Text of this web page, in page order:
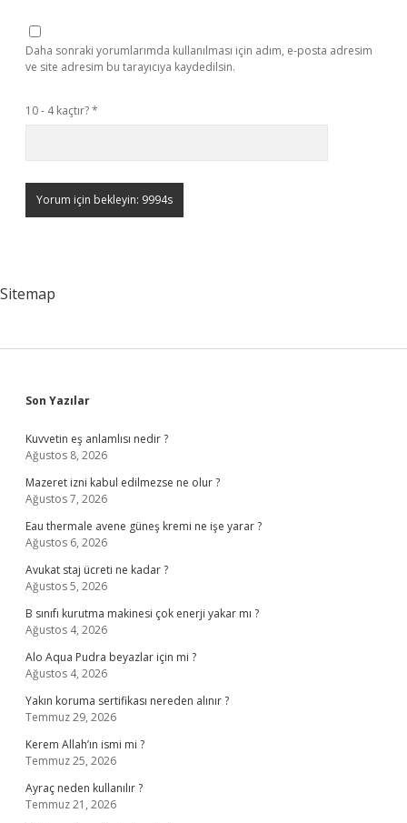
Daha sonraki yorumlarımda kullanılması için adım, e-posta adresim
ve site adresim bu tarayıcıya kaydedilsin.
10 - 4 kaçtır?*
Sitemap
Sidebar
Son Yazılar
Kuvvetin eş anlamlısı nedir ?
Ağustos 8, 2026
Mazeret izni kabul edilmezse ne olur ?
Ağustos 7, 2026
Eau thermale avene güneş kremi ne işe yarar ?
Ağustos 6, 2026
Avukat staj ücreti ne kadar ?
Ağustos 5, 2026
B sınıfı kurutma makinesi çok enerji yakar mı ?
Ağustos 4, 2026
Alo Aqua Pudra beyazlar için mi ?
Ağustos 4, 2026
Yakın koruma sertifikası nereden alınır ?
Temmuz 29, 2026
Kerem Allah’ın ismi mi ?
Temmuz 25, 2026
Ayraç neden kullanılır ?
Temmuz 21, 2026